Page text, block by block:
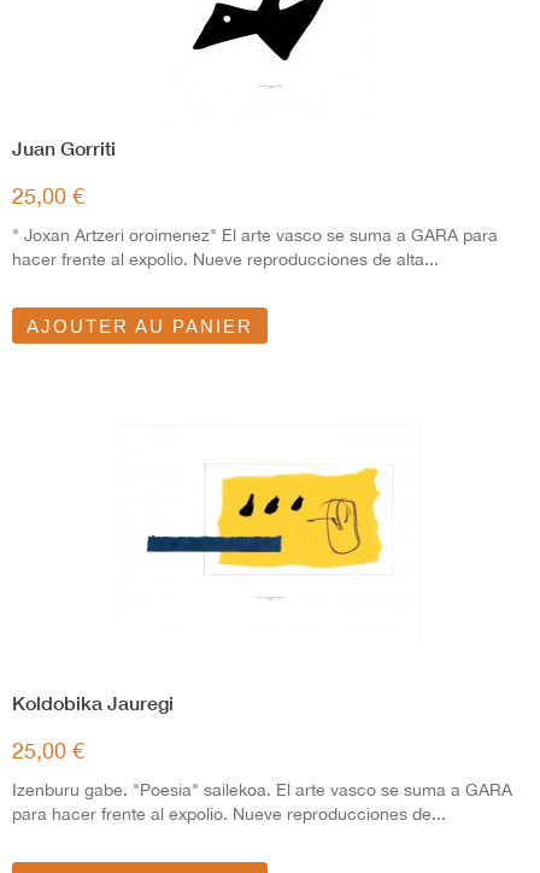
Juan Gorriti
25,00 €
" Joxan Artzeri oroimenez" El arte vasco se suma a GARA para
hacer frente al expolio. Nueve reproducciones de alta...
AJOUTER AU PANIER
Koldobika Jauregi
25,00 €
Izenburu gabe. "Poesia" sailekoa. El arte vasco se suma a GARA
para hacer frente al expolio. Nueve reproducciones de...